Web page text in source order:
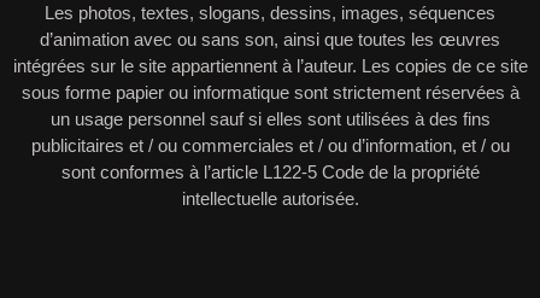
Les photos, textes, slogans, dessins, images, séquences
d’animation avec ou sans son, ainsi que toutes les œuvres
intégrées sur le site appartiennent à l’auteur. Les copies de ce site
sous forme papier ou informatique sont strictement réservées à
un usage personnel sauf si elles sont utilisées à des fins
publicitaires et / ou commerciales et / ou d’information, et / ou
sont conformes à l’article L122-5 Code de la propriété
intellectuelle autorisée.